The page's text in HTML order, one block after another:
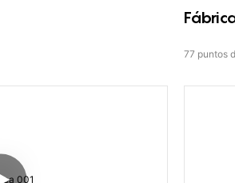
77 puntos